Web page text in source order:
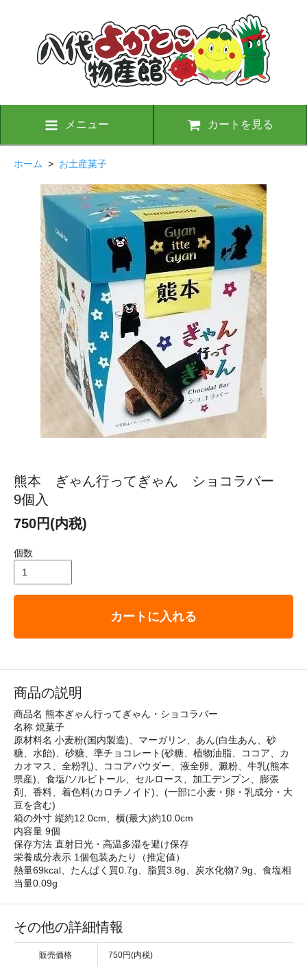
メニュー カートを見る
ホーム > お土産菓子
熊本 ぎゃん行ってぎゃん ショコラバー
9個入
750円(内税)
個数
カートに入れる
商品の説明
商品名 熊本ぎゃん行ってぎゃん・ショコラバー
名称 焼菓子
原材料名 小麦粉(国内製造)、マーガリン、あん(白生あん、砂
糖、水飴)、砂糖、準チョコレート(砂糖、植物油脂、ココア、カ
カオマス、全粉乳)、ココアパウダー、液全卵、澱粉、牛乳(熊本
県産)、食塩/ソルビトール、セルロース、加工デンプン、膨張
剤、香料、着色料(カロチノイド)、(一部に小麦・卵・乳成分・大
豆を含む)
箱の外寸 縦約12.0cm、横(最大)約10.0cm
内容量 9個
保存方法 直射日光・高温多湿を避け保存
栄養成分表示 1個包装あたり（推定値）
熱量69kcal、たんぱく質0.7g、脂質3.8g、炭水化物7.9g、食塩相
当量0.09g
その他の詳細情報
販売価格 750円(内税)